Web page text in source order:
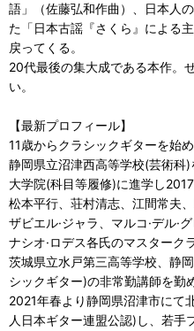
語」（佐藤弘和作曲）、日本人
た「日本古謡『さくら』による
戻ってくる。
20代最後の集大成である本作。
い。
【最新プロフィール】
11歳からクラシックギターを始め
静岡県立沼津西高等学校(芸術科)
大学院(科目等履修)に進学し2017
松本平行、荘村清志、江間常夫
ザビエル·ジャラ、マルコ·デル·
ナシオ·ロデス各氏のマスターク
茨城県立水戸第三高等学校、静
シックギター)の非常勤講師を勤め
2021年春より静岡県沼津市にて
人日本ギター連盟公認)し、若手